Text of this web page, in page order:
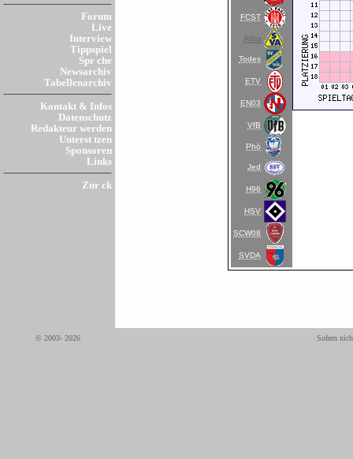
Forum
Live
Interview
Tippspiel
Spr che
Newsarchiv
Tabellenarchiv
Kontakt & Infos
Datenschutz
Redakteur werden
Unterst tzen
Sponsoren
Links
Zur ck
FCST
Atlas
Todes
ETV
EN03
VfB
Phö
Jed
H96
HSV
SCW08
SVDA
© 2003- 2026 Sofern